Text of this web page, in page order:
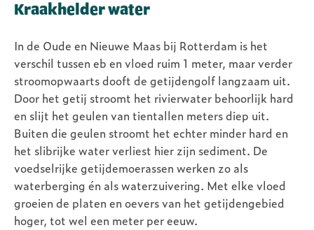
Kraakhelder water
In de Oude en Nieuwe Maas bij Rotterdam is het
verschil tussen eb en vloed ruim 1 meter, maar verder
stroomopwaarts dooft de getijdengolf langzaam uit.
Door het getij stroomt het rivierwater behoorlijk hard
en slijt het geulen van tientallen meters diep uit.
Buiten die geulen stroomt het echter minder hard en
het slibrijke water verliest hier zijn sediment. De
voedselrijke getijdemoerassen werken zo als
waterberging én als waterzuivering. Met elke vloed
groeien de platen en oevers van het getijdengebied
hoger, tot wel een meter per eeuw.